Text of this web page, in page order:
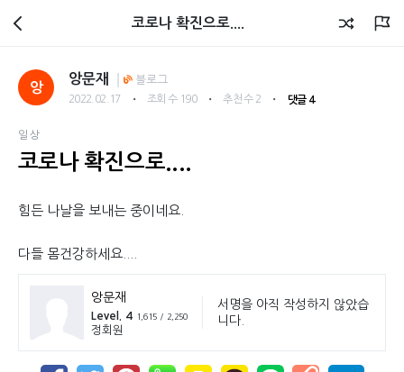
회원광장
코로나 확진으로....
앙
앙문재 블로그
2022.02.17 ・ 조회 수 190 ・ 추천 수 2 ・ 댓글 4
일상
코로나 확진으로....
힘든 나날을 보내는 중이네요.
다들 몸건강하세요....
앙문재
Level. 4 1,615 / 2,250
정회원
서명을 아직 작성하지 않았습
니다.